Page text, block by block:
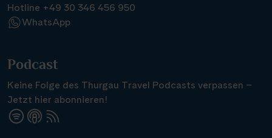
Hotline +49 30 346 456 950
WhatsApp
Podcast
Keine Folge des Thurgau Travel Podcasts verpassen –
Jetzt hier abonnieren!